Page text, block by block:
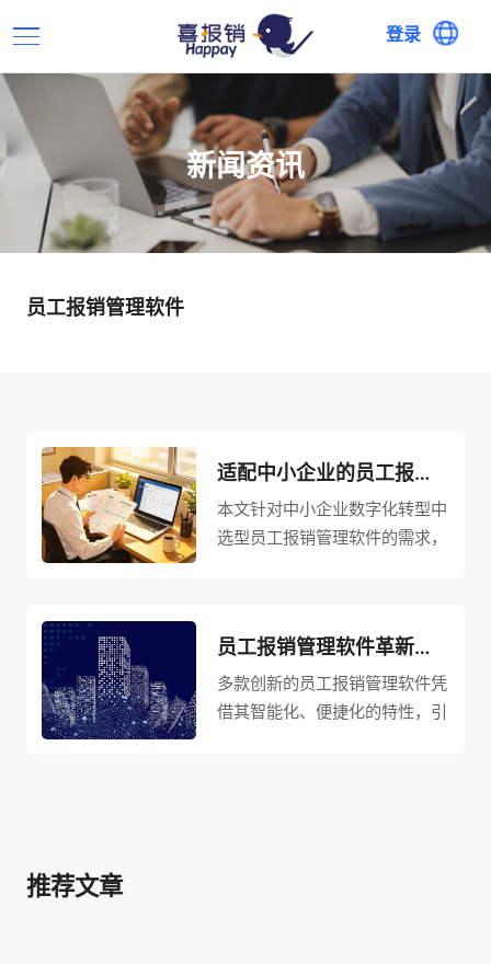
登录
新闻资讯
员工报销管理软件
适配中小企业的员工报销管理软件，选型关键看这4点
本文针对中小企业数字化转型中
选型员工报销管理软件的需求，
程智能化实现审批路径自动匹
配、预算动态管控；易用性强要
求操作简洁、支持移动端快速报
员工报销管理软件革新：智能化报销，提升效率新风尚
多款创新的员工报销管理软件凭
借其智能化、便捷化的特性，引
推荐文章